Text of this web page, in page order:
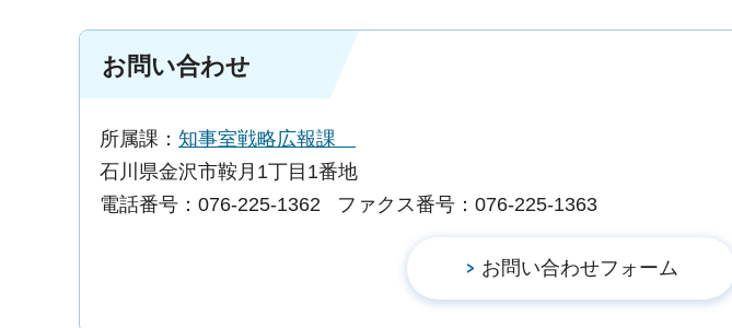
お問い合わせ
所属課： 知事室戦略広報課
石川県金沢市鞍月1丁目1番地
電話番号：076-225-1362
ファクス番号：076-225-1363